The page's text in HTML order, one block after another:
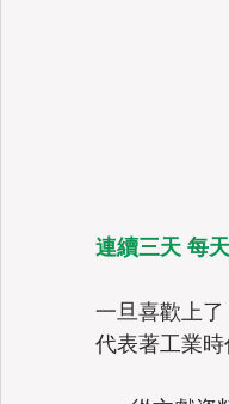
連續三天 每
一旦喜歡上
代表著工業